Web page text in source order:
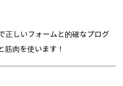
正しいフォームと的確なプログ
筋肉を使います！